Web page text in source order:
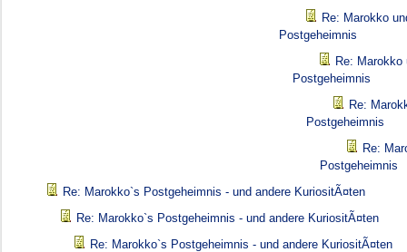
Re: Marokko
Postgeheimnis
Re: Marokko
Postgeheimnis
Re:
Postgeheimnis
Re:
Postgeheimnis
Re: Marokko`s Postgeheimnis - und andere KuriositÃ¤ten
Re: Marokko`s Postgeheimnis - und andere KuriositÃ¤ten
Re: Marokko`s Postgeheimnis - und andere KuriositÃ¤ten